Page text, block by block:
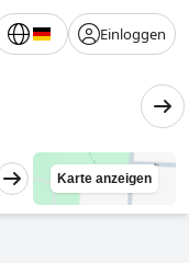
Einloggen
Karte anzeigen